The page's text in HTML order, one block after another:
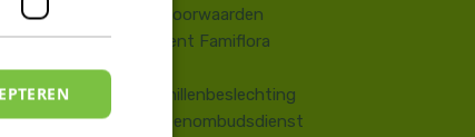
Algemene voorwaarden
Huisreglement Famiflora
Vragen
Onlinegeschillenbeslechting
Consumentenombudsdienst